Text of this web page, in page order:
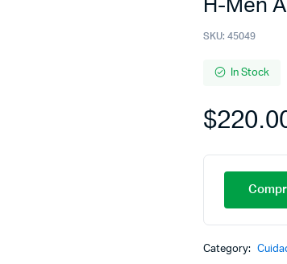
H-Men
SKU: 45049
In Stock
$
Category: